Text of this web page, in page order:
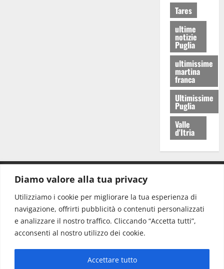
Diamo valore alla tua privacy
Utilizziamo i cookie per migliorare la tua esperienza di
navigazione, offrirti pubblicità o contenuti personalizzati
e analizzare il nostro traffico. Cliccando “Accetta tutti”,
acconsenti al nostro utilizzo dei cookie.
Accettare tutto
Tares
ultime
notizie
Puglia
ultimissime
martina
franca
Ultimissime
Puglia
Valle
d'Itria
Redazione: redazione@www.martinasera.it
Direttore:direttore@www.martinasera.it
Info & Commerciale:info@www.martinasera.it